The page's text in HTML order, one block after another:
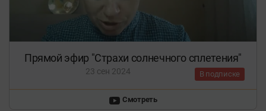
Прямой эфир "Страхи солнечного сплетения"
В подписке
23 сен 2024
Смотреть